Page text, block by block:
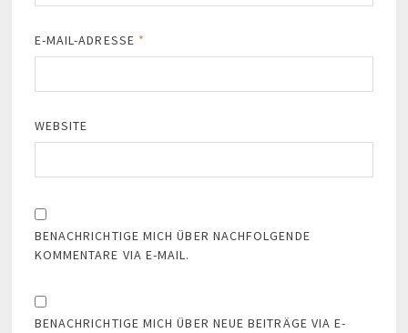
E-MAIL-ADRESSE *
WEBSITE
BENACHRICHTIGE MICH ÜBER NACHFOLGENDE
KOMMENTARE VIA E-MAIL.
BENACHRICHTIGE MICH ÜBER NEUE BEITRÄGE VIA E-